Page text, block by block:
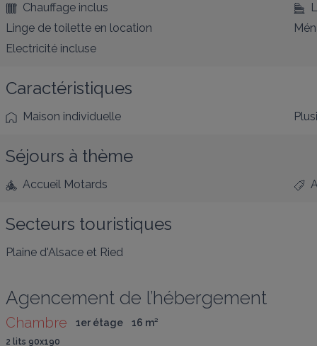
Chauffage inclus
Linge de toilette en location
Electricité incluse
Caractéristiques
Maison individuelle
Séjours à thème
Accueil Motards
Secteurs touristiques
Plaine d'Alsace et Ried
Agencement de l’hébergement
Chambre 1er étage 16 m²
2 lits 90x190